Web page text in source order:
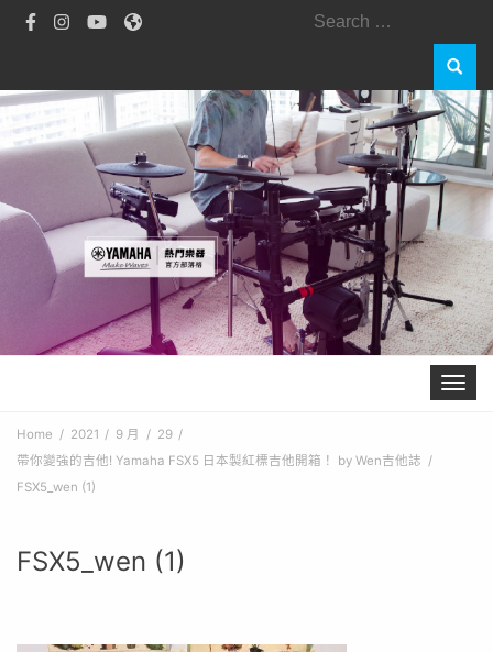
Search
Toggle
Home 2021 9 月
29
帶你變強的吉他! Yamaha FSX5 日本製紅標吉他開箱！ by Wen吉他誌
FSX5_wen (1)
FSX5_wen (1)